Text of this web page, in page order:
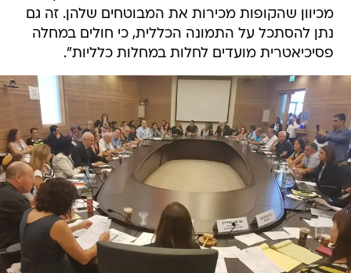
מכיוון שהקופות מכירות את המבוטחים שלהן. זה גם
נתן להסתכל על התמונה הכללית, כי חולים במחלה
פסיכיאטרית מועדים לחלות במחלות כלליות".